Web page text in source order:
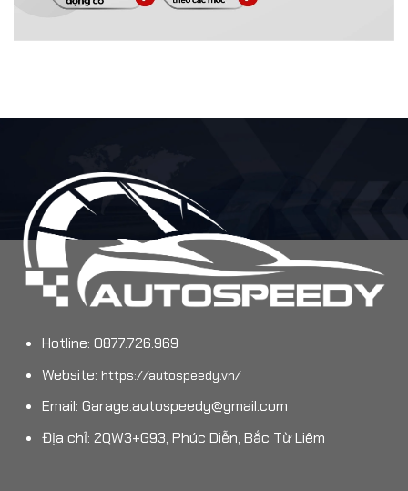
Hotline: 0877.726.969
Website: https://autospeedy.vn/
Email: Garage.autospeedy@gmail.com
Địa chỉ: 2QW3+G93, Phúc Diễn, Bắc Từ Liêm